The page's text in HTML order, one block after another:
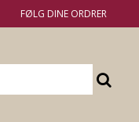
FØLG DINE ORDRER